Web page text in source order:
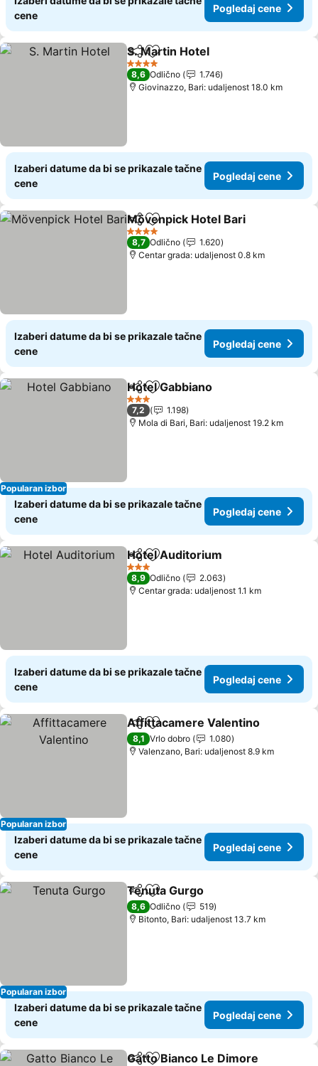
cene
Pogledaj cene
Deli Dodati u favorite
S. Martin Hotel
4 Zvezdice
8,6 Odlično
1.746
Giovinazzo, Bari: udaljenost 18.0 km
Izaberi datume da bi se prikazale tačne
cene
Pogledaj cene
Deli Dodati u favorite
Mövenpick Hotel Bari
4 Zvezdice
8,7 Odlično
1.620
Centar grada: udaljenost 0.8 km
Izaberi datume da bi se prikazale tačne
cene
Pogledaj cene
Popularan izbor
Deli Dodati u favorite
Hotel Gabbiano
3 Zvezdice
7,2
1.198
Mola di Bari, Bari: udaljenost 19.2 km
Izaberi datume da bi se prikazale tačne
cene
Pogledaj cene
Deli Dodati u favorite
Hotel Auditorium
3 Zvezdice
8,9 Odlično
2.063
Centar grada: udaljenost 1.1 km
Izaberi datume da bi se prikazale tačne
cene
Pogledaj cene
Popularan izbor
Deli Dodati u favorite
Affittacamere Valentino
8,1 Vrlo dobro
1.080
Valenzano, Bari: udaljenost 8.9 km
Izaberi datume da bi se prikazale tačne
cene
Pogledaj cene
Popularan izbor
Deli Dodati u favorite
Tenuta Gurgo
8,6 Odlično
519
Bitonto, Bari: udaljenost 13.7 km
Izaberi datume da bi se prikazale tačne
cene
Pogledaj cene
Gatto Bianco Le Dimore